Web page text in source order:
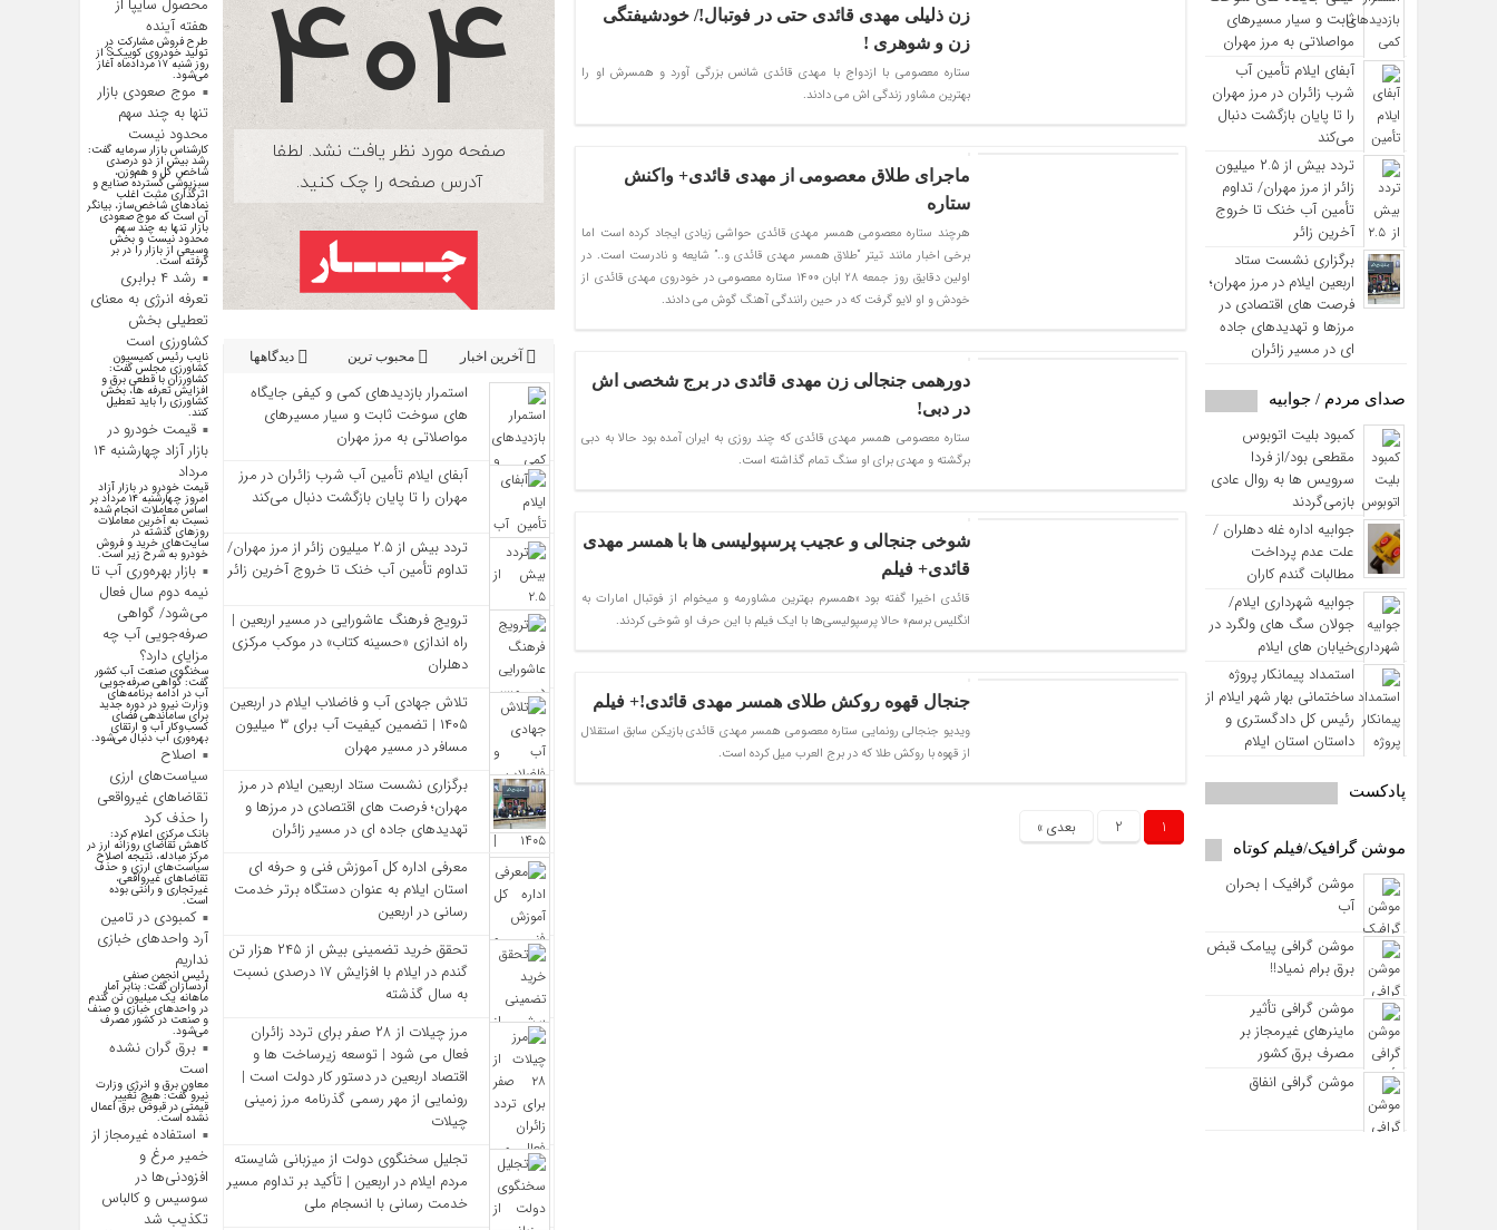
ثابت و سیار مسیرهای
مواصلاتی به مرز مهران
آبفای ایلام تأمین آب
شرب زائران در مرز مهران
را تا پایان بازگشت دنبال
می‌کند
تردد بیش از ۲.۵ میلیون
زائر از مرز مهران/ تداوم
تأمین آب خنک تا خروج
آخرین زائر
برگزاری نشست ستاد
اربعین ایلام در مرز مهران؛
فرصت‌ های اقتصادی در
مرزها و تهدیدهای جاده‌
ای در مسیر زائران
صدای مردم / جوابیه
کمبود بلیت اتوبوس
مقطعی بود/از فردا
سرویس ها به روال عادی
بازمی‌گردند
جوابیه اداره غله دهلران /
علت عدم پرداخت
مطالبات گندم کاران
جوابیه شهرداری ایلام/
جولان سگ های ولگرد در
خیابان های ایلام
استمداد پیمانکار پروژه
ساختمانی بهار شهر ایلام از
رئیس کل دادگستری و
داستان استان ایلام
پادکست
موشن گرافیک/فیلم کوتاه
موشن گرافیک | بحران
آب
موشن گرافی پیامک قبض
برق برام نمیاد!!
موشن گرافی تأثیر
ماینرهای غیرمجاز بر
مصرف برق کشور
موشن گرافی انفاق
زن ذلیلی مهدی قائدی حتی در فوتبال!/ خودشیفتگی
زن و شوهری !
ستاره معصومی با ازدواج با مهدی قائدی شانس بزرگی آورد و همسرش او را
بهترین مشاور زندگی اش می دادند.
ماجرای طلاق معصومی از مهدی قائدی+ واکنش
ستاره
هرچند ستاره معصومی همسر مهدی قائدی حواشی زیادی ایجاد کرده است اما
برخی اخبار مانند تیتر “طلاق همسر مهدی قائدی و..” شایعه و نادرست است. در
اولین دقایق روز جمعه 28 ابان 1400 ستاره معصومی در خودروی مهدی قائدی از
خودش و او لایو گرفت که در حین رانندگی آهنگ گوش می دادند.
دورهمی جنجالی زن مهدی قائدی در برج شخصی اش
در دبی!
​ستاره معصومی همسر مهدی قائدی که چند روزی به ایران آمده بود حالا به دبی
برگشته و مهدی برای او سنگ تمام گذاشته است.
شوخی جنجالی و عجیب پرسپولیسی‌ ها با همسر مهدی
قائدی+ فیلم
قائدی اخیرا گفته بود «همسرم بهترین مشاورمه و میخوام از فوتبال امارات به
انگلیس برسم» حالا پرسپولیسی‌ها با ایک فیلم با این حرف او شوخی کردند.
جنجال قهوه روکش طلای همسر مهدی قائدی!+ فیلم
ویدیو جنجالی رونمایی ستاره معصومی همسر مهدی قائدی بازیکن سابق استقلال
از قهوه با روکش طلا که در برج العرب میل کرده است.
1
2 بعدی »
آخرین اخبار محبوب ترین دیدگاهها
استمرار بازدیدهای کمی و کیفی جایگاه‌
های سوخت ثابت و سیار مسیرهای
مواصلاتی به مرز مهران
آبفای ایلام تأمین آب شرب زائران در مرز
مهران را تا پایان بازگشت دنبال می‌کند
تردد بیش از ۲.۵ میلیون زائر از مرز مهران/
تداوم تأمین آب خنک تا خروج آخرین زائر
ترویج فرهنگ عاشورایی در مسیر اربعین |
راه‌ اندازی «حسینه کتاب» در موکب مرکزی
دهلران
تلاش جهادی آب و فاضلاب ایلام در اربعین
۱۴۰۵ | تضمین کیفیت آب برای ۳ میلیون
مسافر در مسیر مهران
برگزاری نشست ستاد اربعین ایلام در مرز
مهران؛ فرصت‌ های اقتصادی در مرزها و
تهدیدهای جاده‌ ای در مسیر زائران
معرفی اداره کل آموزش فنی و حرفه‌ ای
استان ایلام به‌ عنوان دستگاه برتر خدمت‌
رسانی در اربعین
تحقق خرید تضمینی بیش از ۲۴۵ هزار تن
گندم در ایلام با افزایش ۱۷ درصدی نسبت
به سال گذشته
مرز چیلات از ۲۸ صفر برای تردد زائران
فعال می‌ شود | توسعه زیرساخت‌ ها و
اقتصاد اربعین در دستور کار دولت است |
رونمایی از مهر رسمی گذرنامه مرز زمینی
چیلات
تجلیل سخنگوی دولت از میزبانی شایسته
مردم ایلام در اربعین | تأکید بر تداوم مسیر
خدمت‌ رسانی با انسجام ملی
محصول سایپا از
هفته آینده
طرح فروش مشارکت در
تولید خودروی کوییکS از
روز شنبه ۱۷ مردادماه آغاز
می‌شود.
موج صعودی بازار
تنها به چند سهم
محدود نیست
کارشناس بازار سرمایه گفت:
رشد بیش از دو درصدی
شاخص کل و هم‌وزن،
سبزپوشی گسترده صنایع و
اثرگذاری مثبت اغلب
نماد‌های شاخص‌ساز، بیانگر
آن است که موج صعودی
بازار تنها به چند سهم
محدود نیست و بخش
وسیعی از بازار را در بر
گرفته است.
رشد ۴ برابری
تعرفه انرژی به معنای
تعطیلی بخش
کشاورزی است
نایب رئیس کمیسیون
کشاورزی مجلس گفت:
کشاورزان با قطعی برق و
افزایش تعرفه ها، بخش
کشاورزی را باید تعطیل
کنند.
قیمت خودرو در
بازار آزاد چهارشنبه ۱۴
مرداد
قیمت خودرو در بازار آزاد
امروز چهارشنبه ۱۴ مرداد بر
اساس معاملات انجام شده
نسبت به آخرین معاملات
روز‌های گذشته در
سایت‌های خرید و فروش
خودرو به شرح زیر است.
بازار بهره‌وری آب تا
نیمه دوم سال فعال
می‌شود/ گواهی
صرفه‌جویی آب چه
مزایای دارد؟
سخنگوی صنعت آب کشور
گفت: گواهی صرفه‌جویی
آب در ادامه برنامه‌های
وزارت نیرو در دوره جدید
برای ساماندهی فضای
کسب‌وکار آب و ارتقای
بهره‌وری آب دنبال می‌شود.
اصلاح
سیاست‌های ارزی
تقاضاهای غیرواقعی
را حذف کرد
بانک مرکزی اعلام کرد:
کاهش تقاضای روزانه ارز در
مرکز مبادله، نتیجه اصلاح
سیاست‌های ارزی و حذف
تقاضا‌های غیرواقعی،
غیرتجاری و رانتی بوده
است.
کمبودی در تامین
آرد واحد‌های خبازی
نداریم
رئیس انجمن صنفی
آردسازان گفت: بنابر آمار
ماهانه یک میلیون تن گندم
در واحد‌های خبازی و صنف
و صنعت در کشور مصرف
می‌شود.
برق گران نشده
است
معاون برق و انرژی وزارت
نیرو گفت: هیچ تغییر
قیمتی در قبوض برق اعمال
نشده است.
استفاده غیرمجاز از
خمیر مرغ و
افزودنی‌ها در
سوسیس و کالباس
تکذیب شد